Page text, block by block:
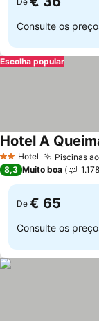
Consulte os
Escolha popular
2 Estrelas
Hotel Piscinas
Hotel A
8,3 Muito boa 1.178
De € 65
Consulte os